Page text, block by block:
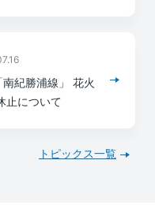
紀勝浦線」 花火
止について
トピックス一覧